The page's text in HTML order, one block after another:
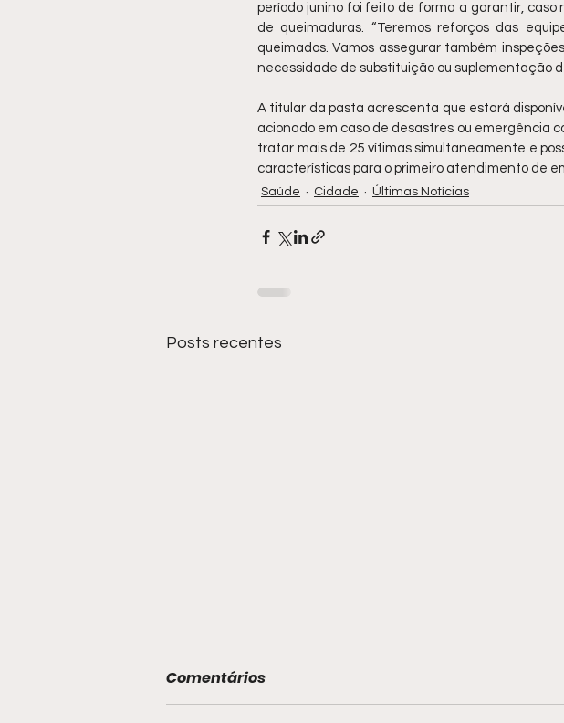
período junino foi feito de forma a garantir, caso
de queimaduras. “Teremos reforços das
queimados. Vamos assegurar também
necessidade de substituição ou suplementação
A titular da pasta acrescenta que estará
acionado em caso de desastres ou emergência
tratar mais de 25 vítimas simultaneamente e
características para o primeiro atendimento de
Saúde Cidade Últimas Notícias
Posts recentes
Comentários